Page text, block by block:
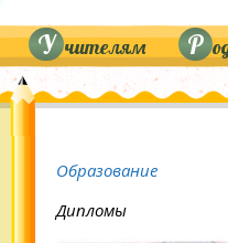
У чителям Р
Образование
Дипломы